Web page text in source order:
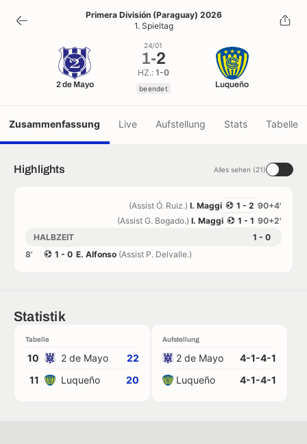
1 -2
beendet
Primera División (Paraguay) 2026
1. Spieltag
2 de Mayo
24/01
1-2
HZ.: 1-0
beendet Luqueño
Zusammenfassung Live Aufstellung Stats Tabelle
Highlights Alles sehen (21)
90+4'
1 - 2
(Assist Ó. Ruiz.) I. Maggi
90+2'
1 - 1
(Assist G. Bogado.) I. Maggi
HALBZEIT
1 - 0
8'
1 - 0 E. Alfonso (Assist P. Delvalle.)
Statistik
Tabelle
10 2 de Mayo
22
11
Luqueño 20
Aufstellung
2 de Mayo
4-1-4-1
Luqueño
4-1-4-1